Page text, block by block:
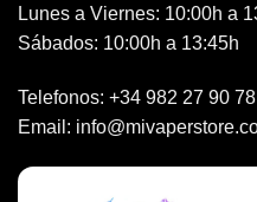
Lunes a Viernes: 10:00h a
Sábados: 10:00h a 13:45h
Telefonos: +34 982 27 90 78
Email: